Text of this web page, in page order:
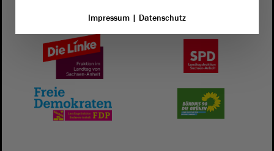
Impressum| Datenschutz